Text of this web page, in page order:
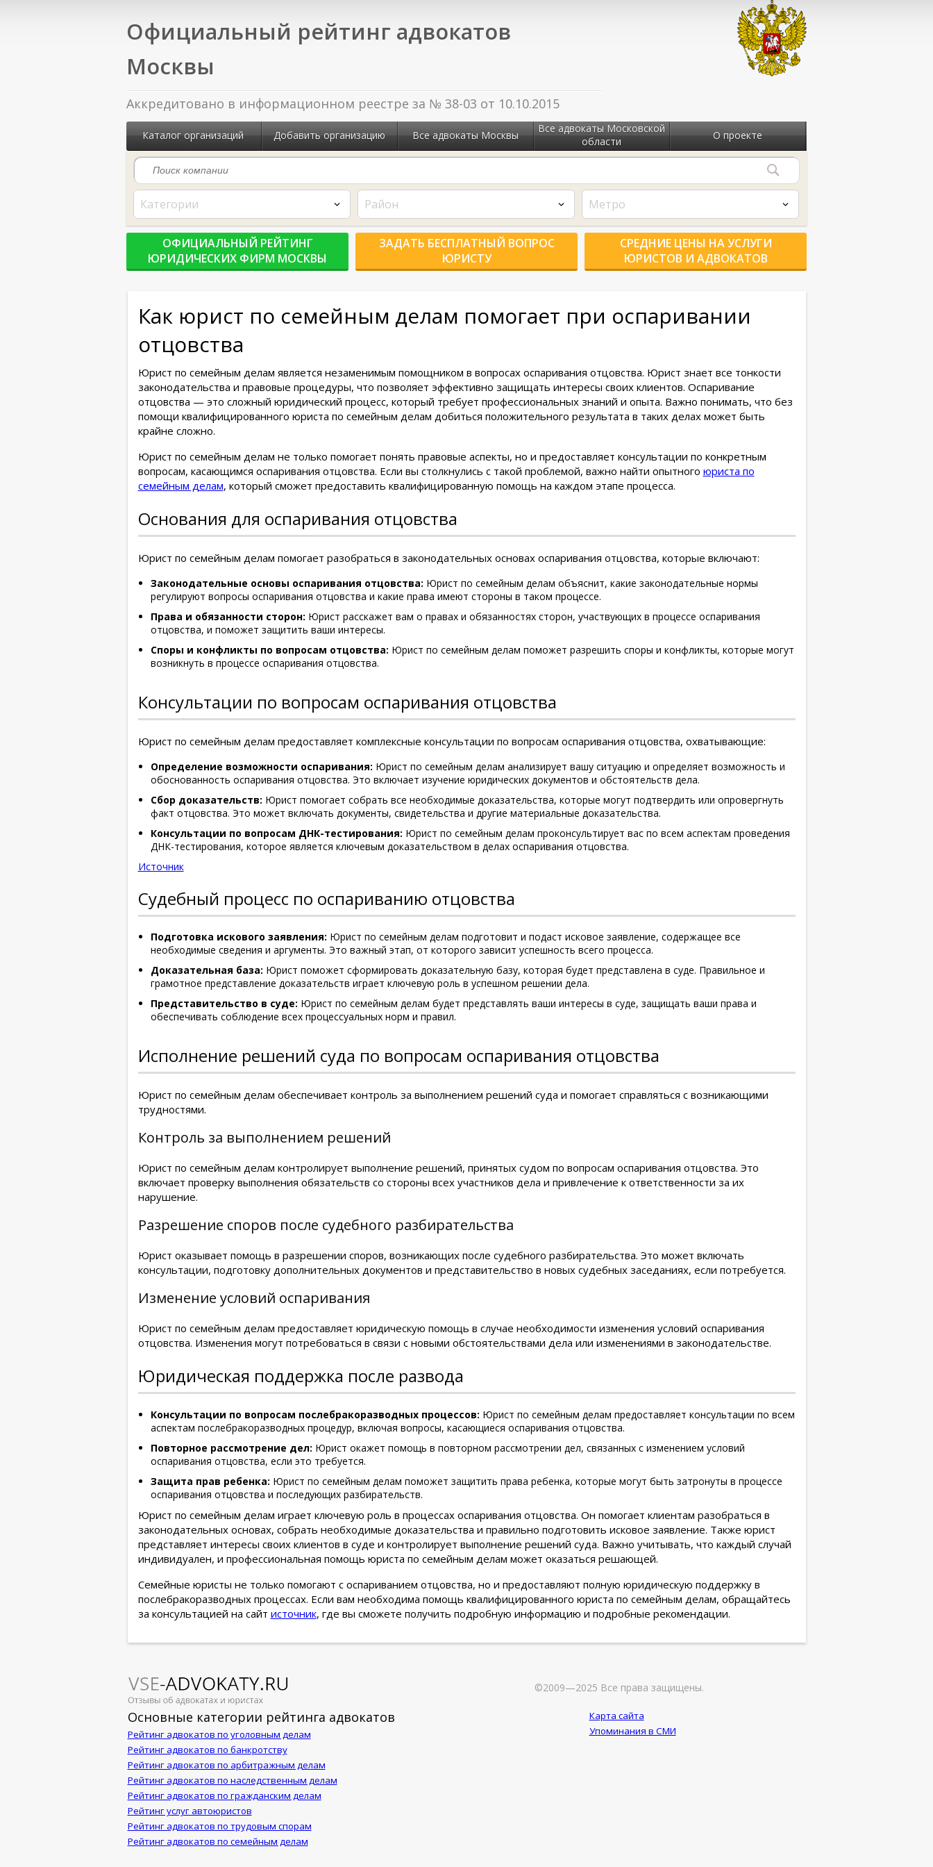
Официальный рейтинг адвокатов
Москвы
Аккредитовано в информационном реестре за № 38-03 от 10.10.2015
Каталог организаций Добавить организацию Все адвокаты Москвы
Все адвокаты Московской
области
О проекте
Категории Район Метро
ОФИЦИАЛЬНЫЙ РЕЙТИНГ
ЮРИДИЧЕСКИХ ФИРМ МОСКВЫ
ЗАДАТЬ БЕСПЛАТНЫЙ ВОПРОС
ЮРИСТУ
СРЕДНИЕ ЦЕНЫ НА УСЛУГИ
ЮРИСТОВ И АДВОКАТОВ
Как юрист по семейным делам помогает при оспаривании
отцовства
Юрист по семейным делам является незаменимым помощником в вопросах оспаривания отцовства. Юрист знает все тонкости
законодательства и правовые процедуры, что позволяет эффективно защищать интересы своих клиентов. Оспаривание
отцовства — это сложный юридический процесс, который требует профессиональных знаний и опыта. Важно понимать, что без
помощи квалифицированного юриста по семейным делам добиться положительного результата в таких делах может быть
крайне сложно.
Юрист по семейным делам не только помогает понять правовые аспекты, но и предоставляет консультации по конкретным
вопросам, касающимся оспаривания отцовства. Если вы столкнулись с такой проблемой, важно найти опытного юриста по
семейным делам, который сможет предоставить квалифицированную помощь на каждом этапе процесса.
Основания для оспаривания отцовства
Юрист по семейным делам помогает разобраться в законодательных основах оспаривания отцовства, которые включают:
Законодательные основы оспаривания отцовства: Юрист по семейным делам объяснит, какие законодательные нормы
регулируют вопросы оспаривания отцовства и какие права имеют стороны в таком процессе.
Права и обязанности сторон: Юрист расскажет вам о правах и обязанностях сторон, участвующих в процессе оспаривания
отцовства, и поможет защитить ваши интересы.
Споры и конфликты по вопросам отцовства: Юрист по семейным делам поможет разрешить споры и конфликты, которые могут
возникнуть в процессе оспаривания отцовства.
Консультации по вопросам оспаривания отцовства
Юрист по семейным делам предоставляет комплексные консультации по вопросам оспаривания отцовства, охватывающие:
Определение возможности оспаривания: Юрист по семейным делам анализирует вашу ситуацию и определяет возможность и
обоснованность оспаривания отцовства. Это включает изучение юридических документов и обстоятельств дела.
Сбор доказательств: Юрист помогает собрать все необходимые доказательства, которые могут подтвердить или опровергнуть
факт отцовства. Это может включать документы, свидетельства и другие материальные доказательства.
Консультации по вопросам ДНК-тестирования: Юрист по семейным делам проконсультирует вас по всем аспектам проведения
ДНК-тестирования, которое является ключевым доказательством в делах оспаривания отцовства.
Источник
Судебный процесс по оспариванию отцовства
Подготовка искового заявления: Юрист по семейным делам подготовит и подаст исковое заявление, содержащее все
необходимые сведения и аргументы. Это важный этап, от которого зависит успешность всего процесса.
Доказательная база: Юрист поможет сформировать доказательную базу, которая будет представлена в суде. Правильное и
грамотное представление доказательств играет ключевую роль в успешном решении дела.
Представительство в суде: Юрист по семейным делам будет представлять ваши интересы в суде, защищать ваши права и
обеспечивать соблюдение всех процессуальных норм и правил.
Исполнение решений суда по вопросам оспаривания отцовства
Юрист по семейным делам обеспечивает контроль за выполнением решений суда и помогает справляться с возникающими
трудностями.
Контроль за выполнением решений
Юрист по семейным делам контролирует выполнение решений, принятых судом по вопросам оспаривания отцовства. Это
включает проверку выполнения обязательств со стороны всех участников дела и привлечение к ответственности за их
нарушение.
Разрешение споров после судебного разбирательства
Юрист оказывает помощь в разрешении споров, возникающих после судебного разбирательства. Это может включать
консультации, подготовку дополнительных документов и представительство в новых судебных заседаниях, если потребуется.
Изменение условий оспаривания
Юрист по семейным делам предоставляет юридическую помощь в случае необходимости изменения условий оспаривания
отцовства. Изменения могут потребоваться в связи с новыми обстоятельствами дела или изменениями в законодательстве.
Юридическая поддержка после развода
Консультации по вопросам послебракоразводных процессов: Юрист по семейным делам предоставляет консультации по всем
аспектам послебракоразводных процедур, включая вопросы, касающиеся оспаривания отцовства.
Повторное рассмотрение дел: Юрист окажет помощь в повторном рассмотрении дел, связанных с изменением условий
оспаривания отцовства, если это требуется.
Защита прав ребенка: Юрист по семейным делам поможет защитить права ребенка, которые могут быть затронуты в процессе
оспаривания отцовства и последующих разбирательств.
Юрист по семейным делам играет ключевую роль в процессах оспаривания отцовства. Он помогает клиентам разобраться в
законодательных основах, собрать необходимые доказательства и правильно подготовить исковое заявление. Также юрист
представляет интересы своих клиентов в суде и контролирует выполнение решений суда. Важно учитывать, что каждый случай
индивидуален, и профессиональная помощь юриста по семейным делам может оказаться решающей.
Семейные юристы не только помогают с оспариванием отцовства, но и предоставляют полную юридическую поддержку в
послебракоразводных процессах. Если вам необходима помощь квалифицированного юриста по семейным делам, обращайтесь
за консультацией на сайт источник, где вы сможете получить подробную информацию и подробные рекомендации.
©2009—2025 Все права защищены.
Основные категории рейтинга адвокатов
Рейтинг адвокатов по уголовным делам
Рейтинг адвокатов по банкротству
Рейтинг адвокатов по арбитражным делам
Рейтинг адвокатов по наследственным делам
Рейтинг адвокатов по гражданским делам
Рейтинг услуг автоюристов
Рейтинг адвокатов по трудовым спорам
Рейтинг адвокатов по семейным делам
Карта сайта
Упоминания в СМИ